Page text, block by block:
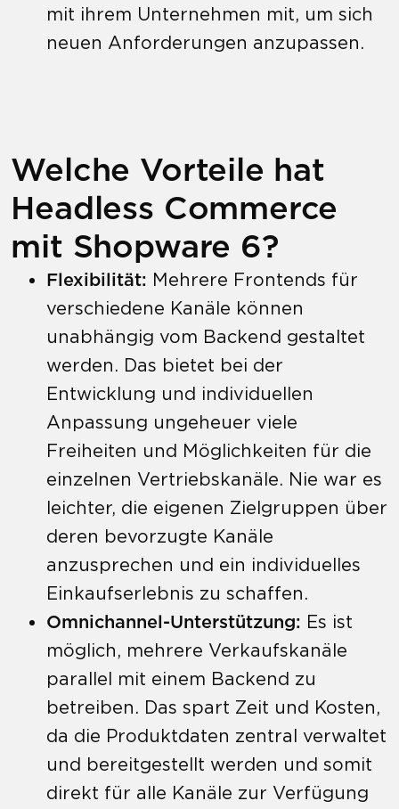
mit ihrem Unternehmen mit, um sich
neuen Anforderungen anzupassen.
Welche Vorteile hat
Headless Commerce
mit Shopware 6?
Flexibilität: Mehrere Frontends für
verschiedene Kanäle können
unabhängig vom Backend gestaltet
werden. Das bietet bei der
Entwicklung und individuellen
Anpassung ungeheuer viele
Freiheiten und Möglichkeiten für die
einzelnen Vertriebskanäle. Nie war es
leichter, die eigenen Zielgruppen über
deren bevorzugte Kanäle
anzusprechen und ein individuelles
Einkaufserlebnis zu schaffen.
Omnichannel-Unterstützung: Es ist
möglich, mehrere Verkaufskanäle
parallel mit einem Backend zu
betreiben. Das spart Zeit und Kosten,
da die Produktdaten zentral verwaltet
und bereitgestellt werden und somit
direkt für alle Kanäle zur Verfügung